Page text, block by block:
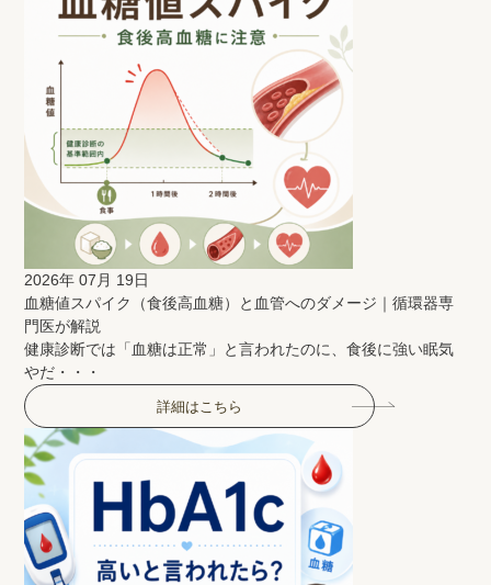
2026年 07月 19日
血糖値スパイク（食後高血糖）と血管へのダメージ｜循環器専
門医が解説
健康診断では「血糖は正常」と言われたのに、食後に強い眠気
やだ・・・
詳細はこちら